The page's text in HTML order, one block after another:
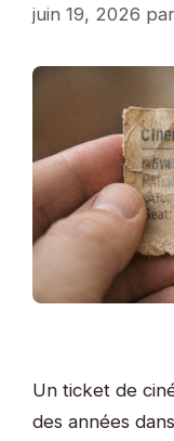
juin 19, 2026 par
Un ticket de
des années